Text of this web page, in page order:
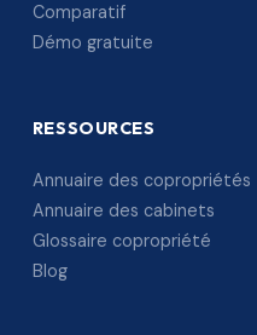
Comparatif
Démo gratuite
RESSOURCES
Annuaire des copropriétés
Annuaire des cabinets
Glossaire copropriété
Blog